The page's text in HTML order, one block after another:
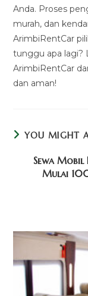
Anda. Proses
murah, dan
ArimbiRentCar
tunggu apa lagi?
ArimbiRentCar
dan aman!
YOU MIGHT
Sewa
Mulai